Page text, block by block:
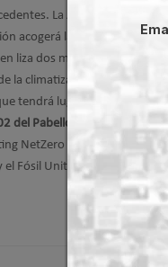
La Asociación de
acogerá la primera
liza dos modelos energéticos
la climatización. La
tendrá lugar el
jueves 20 de
del Pabellón P09 de la Feria
NetZero -con su capitana y
el Fósil United.